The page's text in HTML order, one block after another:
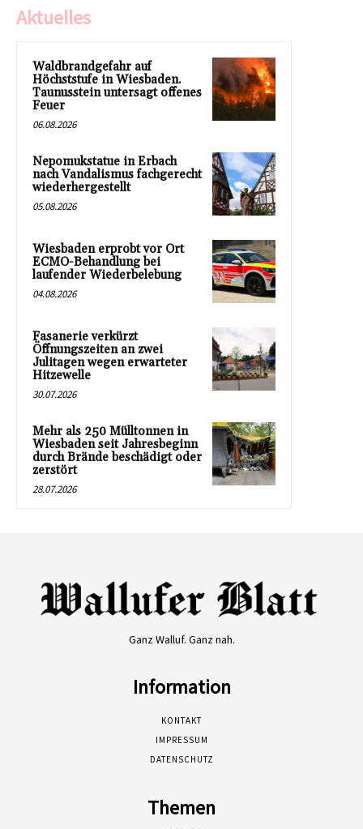
Aktuelles
Waldbrandgefahr auf
Höchststufe in Wiesbaden.
Taunusstein untersagt offenes
Feuer
06.08.2026
Nepomukstatue in Erbach
nach Vandalismus fachgerecht
wiederhergestellt
05.08.2026
Wiesbaden erprobt vor Ort
ECMO-Behandlung bei
laufender Wiederbelebung
04.08.2026
Fasanerie verkürzt
Öffnungszeiten an zwei
Julitagen wegen erwarteter
Hitzewelle
30.07.2026
Mehr als 250 Mülltonnen in
Wiesbaden seit Jahresbeginn
durch Brände beschädigt oder
zerstört
28.07.2026
Ganz Walluf. Ganz nah.
Information
KONTAKT
IMPRESSUM
DATENSCHUTZ
Themen